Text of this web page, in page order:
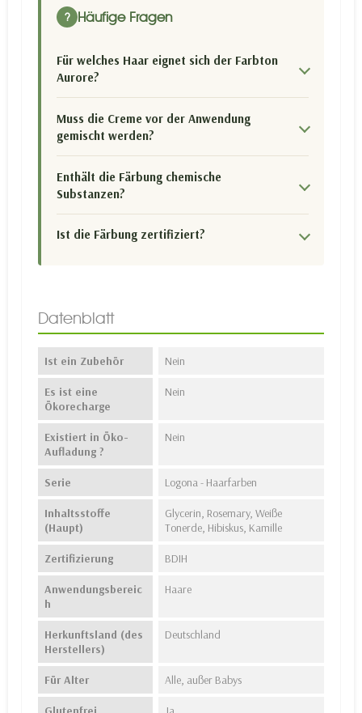
? Häufige Fragen
Für welches Haar eignet sich der Farbton
Aurore?
Muss die Creme vor der Anwendung
gemischt werden?
Enthält die Färbung chemische
Substanzen?
Ist die Färbung zertifiziert?
Datenblatt
Ist ein Zubehör Nein
Es ist eine
Ökorecharge
Nein
Existiert in Öko-
Aufladung ?
Nein
Serie Logona - Haarfarben
Inhaltsstoffe
(Haupt)
Glycerin, Rosemary, Weiße
Tonerde, Hibiskus, Kamille
Zertifizierung BDIH
Anwendungsbereic
h
Haare
Herkunftsland (des
Herstellers)
Deutschland
Für Alter Alle, außer Babys